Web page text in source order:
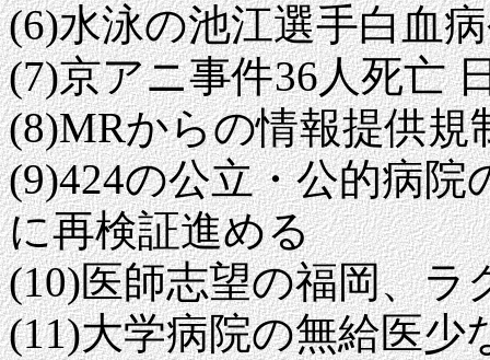
(6)水泳の池江選手白血
(7)京アニ事件36人死亡
(8)MRからの情報提供規
(9)424の公立・公的病
に再検証進める
(10)医師志望の福岡、ラ
(11)大学病院の無給医少